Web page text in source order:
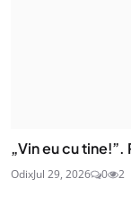
„Vin eu cu
OdixJul 29, 2026 0 2